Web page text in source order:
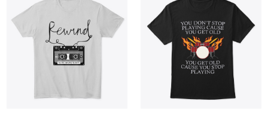
Effettua il Login
Monitora il tuo ordine